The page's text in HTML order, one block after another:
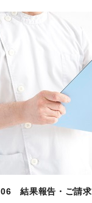
06 結果報告・ご請求